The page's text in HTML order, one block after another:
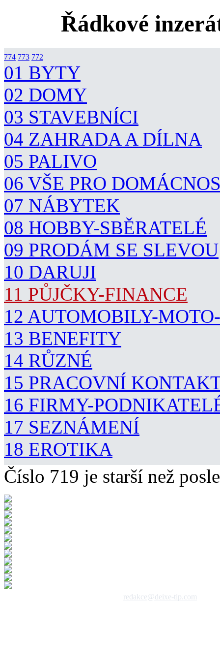
Řádkové
774 773 772
01 BYTY
02 DOMY
03 STAVEBNÍCI
04 ZAHRADA A DÍLNA
05 PALIVO
06 VŠE PRO
07 NÁBYTEK
08 HOBBY-SBĚRATELÉ
09 PRODÁM SE SLEVOU
10 DARUJI
11 PŮJČKY-FINANCE
12 AUTOMOBILY-
13 BENEFITY
14 RŮZNÉ
15 PRACOVNÍ
16 FIRMY-
17 SEZNÁMENÍ
18 EROTIKA
Číslo 719 je starší než
redakce@deixe-tip.com